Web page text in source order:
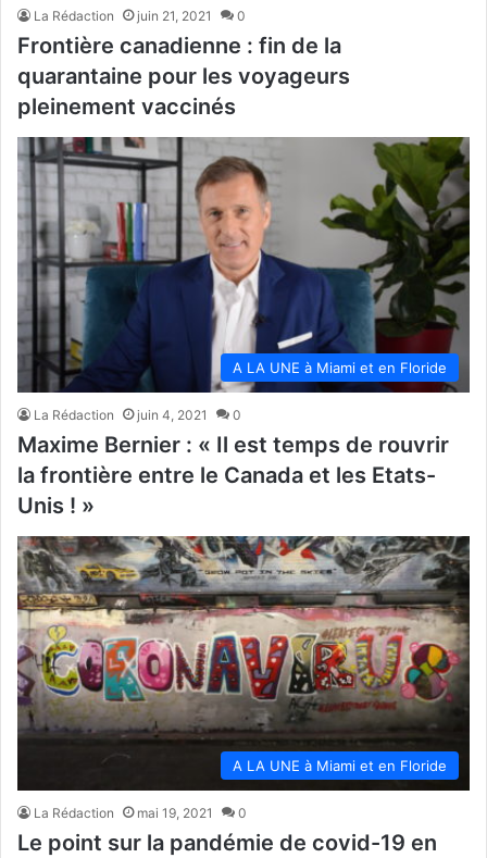
La Rédaction juin 21, 2021 0
Frontière canadienne : fin de la
quarantaine pour les voyageurs
pleinement vaccinés
A LA UNE à Miami et en Floride
La Rédaction juin 4, 2021 0
Maxime Bernier : « Il est temps de rouvrir
la frontière entre le Canada et les Etats-
Unis ! »
A LA UNE à Miami et en Floride
La Rédaction mai 19, 2021 0
Le point sur la pandémie de covid-19 en